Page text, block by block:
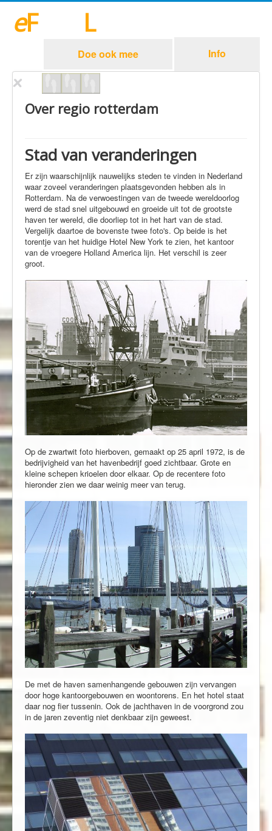
eFiliaa LRotterdam
Doe ook mee Info
Over regio rotterdam
Stad van veranderingen
Er zijn waarschijnlijk nauwelijks steden te vinden in Nederland
waar zoveel veranderingen plaatsgevonden hebben als in
Rotterdam. Na de verwoestingen van de tweede wereldoorlog
werd de stad snel uitgebouwd en groeide uit tot de grootste
haven ter wereld, die doorliep tot in het hart van de stad.
Vergelijk daartoe de bovenste twee foto's. Op beide is het
torentje van het huidige Hotel New York te zien, het kantoor
van de vroegere Holland America lijn. Het verschil is zeer
groot.
Op de zwartwit foto hierboven, gemaakt op 25 april 1972, is de
bedrijvigheid van het havenbedrijf goed zichtbaar. Grote en
kleine schepen krioelen door elkaar. Op de recentere foto
hieronder zien we daar weinig meer van terug.
De met de haven samenhangende gebouwen zijn vervangen
door hoge kantoorgebouwen en woontorens. En het hotel staat
daar nog fier tussenin. Ook de jachthaven in de voorgrond zou
in de jaren zeventig niet denkbaar zijn geweest.